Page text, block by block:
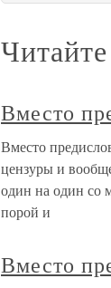
Вместо
Вместо
цензуры и
один на один со
порой и
Вместо